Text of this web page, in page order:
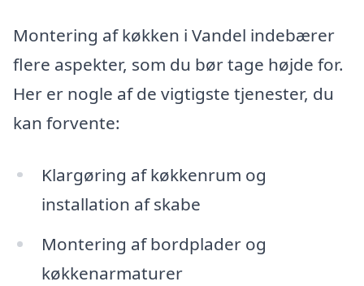
Montering af køkken i Vandel indebærer
flere aspekter, som du bør tage højde for.
Her er nogle af de vigtigste tjenester, du
kan forvente:
Klargøring af køkkenrum og
installation af skabe
Montering af bordplader og
køkkenarmaturer